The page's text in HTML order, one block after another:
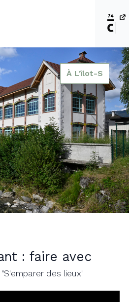
À L'îlot-S
: faire avec
des lieux"